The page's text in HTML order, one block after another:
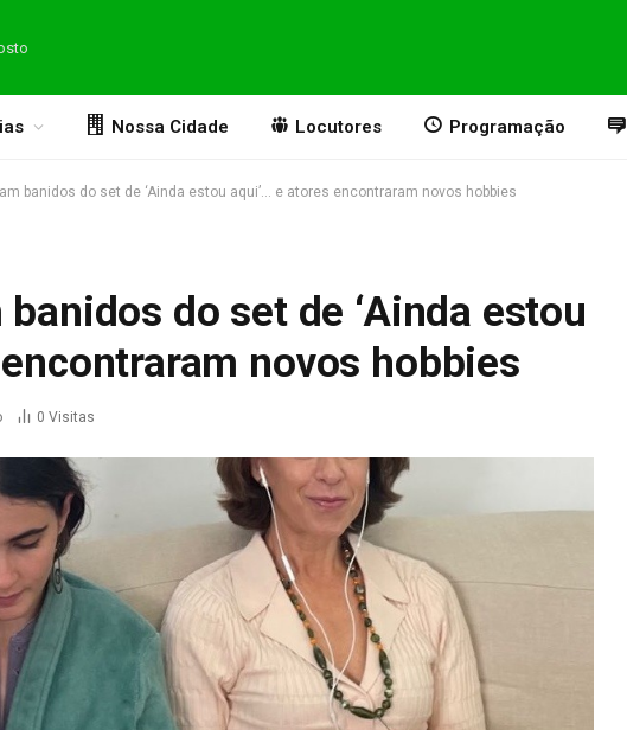
Nossa Cidade Locutores Programação
banidos do set de ‘Ainda estou aqui’… e atores encontraram novos hobbies
do set de ‘Ainda estou
novos hobbies
0 Visitas